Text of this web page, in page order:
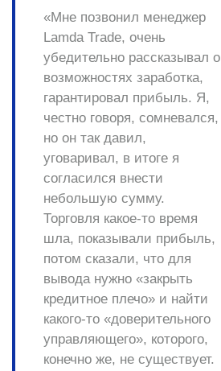
«Мне позвонил менеджер
Lamda Trade, очень
убедительно рассказывал о
возможностях заработка,
гарантировал прибыль. Я,
честно говоря, сомневался,
но он так давил,
уговаривал, в итоге я
согласился внести
небольшую сумму.
Торговля какое-то время
шла, показывали прибыль,
потом сказали, что для
вывода нужно «закрыть
кредитное плечо» и найти
какого-то «доверительного
управляющего», которого,
конечно же, не существует.